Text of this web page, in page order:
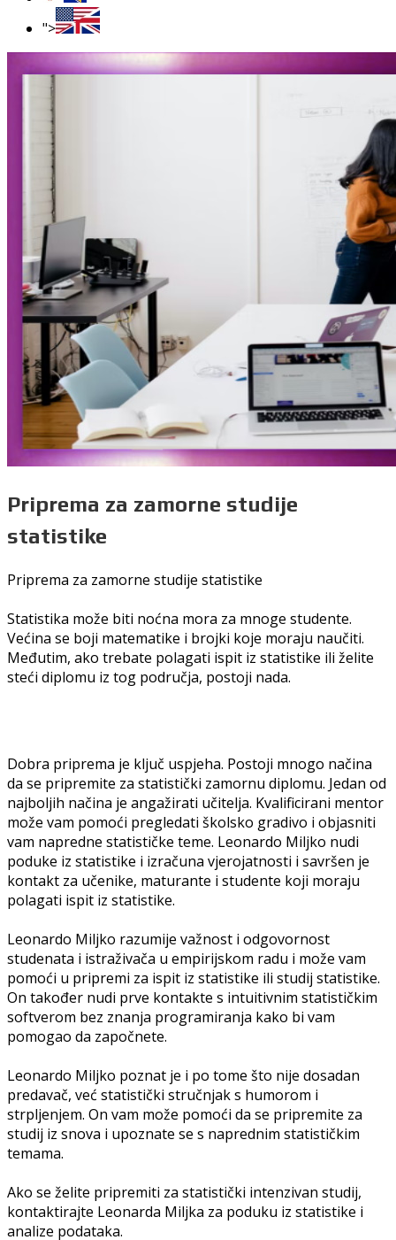
">
Priprema za zamorne studije
statistike
Priprema za zamorne studije statistike
Statistika može biti noćna mora za mnoge studente.
Većina se boji matematike i brojki koje moraju naučiti.
Međutim, ako trebate polagati ispit iz statistike ili želite
steći diplomu iz tog područja, postoji nada.
Dobra priprema je ključ uspjeha. Postoji mnogo načina
da se pripremite za statistički zamornu diplomu. Jedan od
najboljih načina je angažirati učitelja. Kvalificirani mentor
može vam pomoći pregledati školsko gradivo i objasniti
vam napredne statističke teme. Leonardo Miljko nudi
poduke iz statistike i izračuna vjerojatnosti i savršen je
kontakt za učenike, maturante i studente koji moraju
polagati ispit iz statistike.
Leonardo Miljko razumije važnost i odgovornost
studenata i istraživača u empirijskom radu i može vam
pomoći u pripremi za ispit iz statistike ili studij statistike.
On također nudi prve kontakte s intuitivnim statističkim
softverom bez znanja programiranja kako bi vam
pomogao da započnete.
Leonardo Miljko poznat je i po tome što nije dosadan
predavač, već statistički stručnjak s humorom i
strpljenjem. On vam može pomoći da se pripremite za
studij iz snova i upoznate se s naprednim statističkim
temama.
Ako se želite pripremiti za statistički intenzivan studij,
kontaktirajte Leonarda Miljka za poduku iz statistike i
analize podataka.